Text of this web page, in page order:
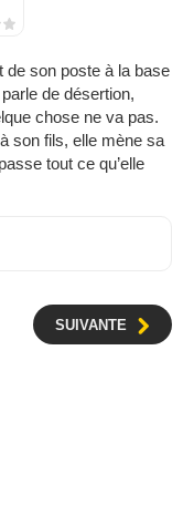
de son poste à la base
de désertion,
chose ne va pas.
son fils, elle mène sa
tout ce qu’elle
SUIVANTE